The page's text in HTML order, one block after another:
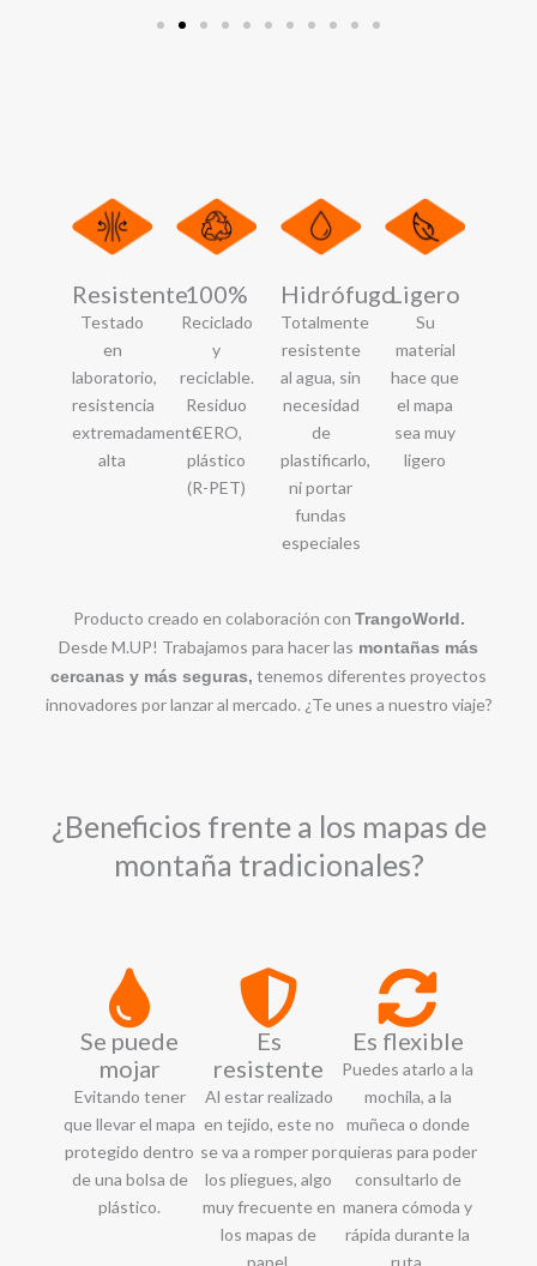
Resistente
Testado
en
laboratorio,
resistencia
extremadamente
alta
100%
Reciclado
y
reciclable.
Residuo
CERO,
plástico
(R-PET)
Hidrófugo
Totalmente
resistente
al agua, sin
necesidad
de
plastificarlo,
ni portar
fundas
especiales
Ligero
Su
material
hace que
el mapa
sea muy
ligero
Producto creado en colaboración con TrangoWorld.
Desde M.UP! Trabajamos para hacer las montañas más
cercanas y más seguras, tenemos diferentes proyectos
innovadores por lanzar al mercado. ¿Te unes a nuestro viaje?
¿Beneficios frente a los mapas de
montaña tradicionales?
Se puede
mojar
Evitando tener
que llevar el mapa
protegido dentro
de una bolsa de
plástico.
Es
resistente
Al estar realizado
en tejido, este no
se va a romper por
los pliegues, algo
muy frecuente en
los mapas de
papel.
Es flexible
Puedes atarlo a la
mochila, a la
muñeca o donde
quieras para poder
consultarlo de
manera cómoda y
rápida durante la
ruta.